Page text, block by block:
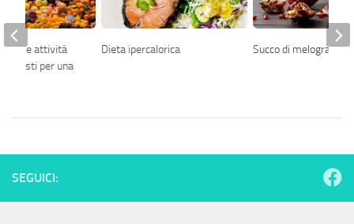
Dieta ipercalorica Succo di melograno
e attività
per una
SEGUICI: